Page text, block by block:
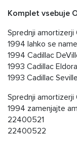
Komplet vsebuje
Sprednji amortizerji
1994 lahko se
1994 Cadillac
1993 Cadillac
1993 Cadillac
Sprednji amortizerji
1994 zamenjajte
22400521
22400522